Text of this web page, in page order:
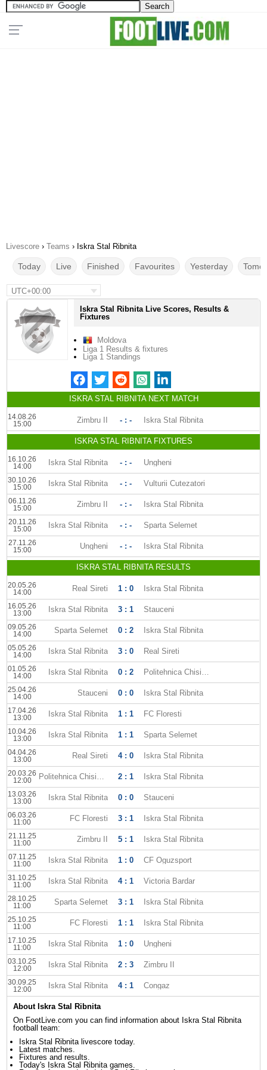
Livescore › Teams › Iskra Stal Ribnita
Today Live Finished Favourites Yesterday
UTC+00:00
Iskra Stal Ribnita Live Scores, Results &
Fixtures
Moldova
Liga 1 Results & fixtures
Liga 1 Standings
ISKRA STAL RIBNITA NEXT MATCH
14.08.26
15:00
Zimbru II - : - Iskra Stal Ribnita
ISKRA STAL RIBNITA FIXTURES
16.10.26
14:00
Iskra Stal Ribnita - : - Ungheni
30.10.26
15:00
Iskra Stal Ribnita - : - Vulturii Cutezatori
06.11.26
15:00
Zimbru II - : - Iskra Stal Ribnita
20.11.26
15:00
Iskra Stal Ribnita - : - Sparta Selemet
27.11.26
15:00
Ungheni - : - Iskra Stal Ribnita
ISKRA STAL RIBNITA RESULTS
20.05.26
14:00
Real Sireti 1 : 0 Iskra Stal Ribnita
16.05.26
13:00
Iskra Stal Ribnita 3 : 1 Stauceni
09.05.26
14:00
Sparta Selemet 0 : 2 Iskra Stal Ribnita
05.05.26
14:00
Iskra Stal Ribnita 3 : 0 Real Sireti
01.05.26
14:00
Iskra Stal Ribnita 0 : 2 Politehnica Chisinau
25.04.26
14:00
Stauceni 0 : 0 Iskra Stal Ribnita
17.04.26
13:00
Iskra Stal Ribnita 1 : 1 FC Floresti
10.04.26
13:00
Iskra Stal Ribnita 1 : 1 Sparta Selemet
04.04.26
13:00
Real Sireti 4 : 0 Iskra Stal Ribnita
20.03.26
12:00
Politehnica Chisinau 2 : 1 Iskra Stal Ribnita
13.03.26
13:00
Iskra Stal Ribnita 0 : 0 Stauceni
06.03.26
11:00
FC Floresti 3 : 1 Iskra Stal Ribnita
21.11.25
11:00
Zimbru II 5 : 1 Iskra Stal Ribnita
07.11.25
11:00
Iskra Stal Ribnita 1 : 0 CF Oguzsport
31.10.25
11:00
Iskra Stal Ribnita 4 : 1 Victoria Bardar
28.10.25
11:00
Sparta Selemet 3 : 1 Iskra Stal Ribnita
25.10.25
11:00
FC Floresti 1 : 1 Iskra Stal Ribnita
17.10.25
11:00
Iskra Stal Ribnita 1 : 0 Ungheni
03.10.25
12:00
Iskra Stal Ribnita 2 : 3 Zimbru II
30.09.25
12:00
Iskra Stal Ribnita 4 : 1 Congaz
About Iskra Stal Ribnita
On FootLive.com you can find information about Iskra Stal Ribnita
football team:
Iskra Stal Ribnita livescore today.
Latest matches.
Fixtures and results.
Today's Iskra Stal Ribnita games.